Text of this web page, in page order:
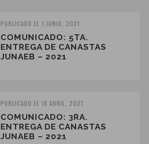
PUBLICADO EL 1 JUNIO, 2021
COMUNICADO: 5TA.
ENTREGA DE CANASTAS
JUNAEB – 2021
PUBLICADO EL 18 ABRIL, 2021
COMUNICADO: 3RA.
ENTREGA DE CANASTAS
JUNAEB – 2021